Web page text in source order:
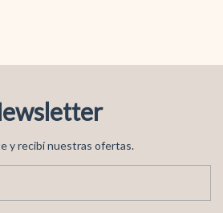
y recibí nuestras ofertas.